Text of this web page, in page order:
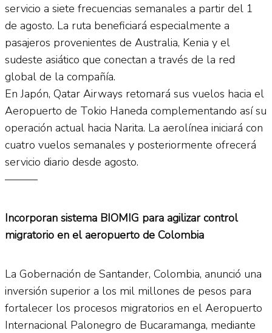
servicio a siete frecuencias semanales a partir del 1
de agosto. La ruta beneficiará especialmente a
pasajeros provenientes de Australia, Kenia y el
sudeste asiático que conectan a través de la red
global de la compañía.
En Japón, Qatar Airways retomará sus vuelos hacia el
Aeropuerto de Tokio Haneda complementando así su
operación actual hacia Narita. La aerolínea iniciará con
cuatro vuelos semanales y posteriormente ofrecerá
servicio diario desde agosto.
———
Incorporan sistema BIOMIG para agilizar control
migratorio en el aeropuerto de Colombia
La Gobernación de Santander, Colombia, anunció una
inversión superior a los mil millones de pesos para
fortalecer los procesos migratorios en el Aeropuerto
Internacional Palonegro de Bucaramanga, mediante